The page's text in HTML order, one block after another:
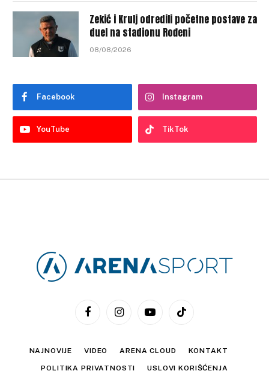
Zekić i Krulj odredili početne postave za
duel na stadionu Rođeni
08/08/2026
Facebook Instagram
YouTube TikTok
FacebookInstagramYouTubeTikTok
NAJNOVIJE VIDEO ARENA CLOUD KONTAKT
POLITIKA PRIVATNOSTI USLOVI KORIŠĆENJA